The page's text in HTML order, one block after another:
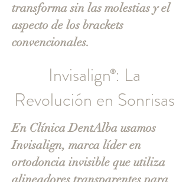
transforma sin las molestias y el
aspecto de los brackets
convencionales.
Invisalign : La
Revolución en Sonrisas
®
En Clínica DentAlba usamos
Invisalign, marca líder en
ortodoncia invisible que utiliza